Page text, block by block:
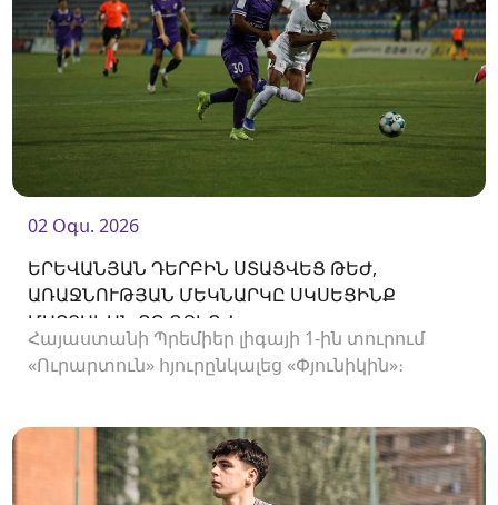
02 Օգս. 2026
ԵՐԵՎԱՆՅԱՆ ԴԵՐԲԻՆ ՍՏԱՑՎԵՑ ԹԵԺ,
ԱՌԱՋՆՈՒԹՅԱՆ ՄԵԿՆԱՐԿԸ ՍԿՍԵՑԻՆՔ
ՄԱՐՏԱԿԱՆ ՈՉ-ՈՔԻՈՎ
Հայաստանի Պրեմիեր լիգայի 1-ին տուրում
«Ուրարտուն» հյուրընկալեց «Փյունիկին»։